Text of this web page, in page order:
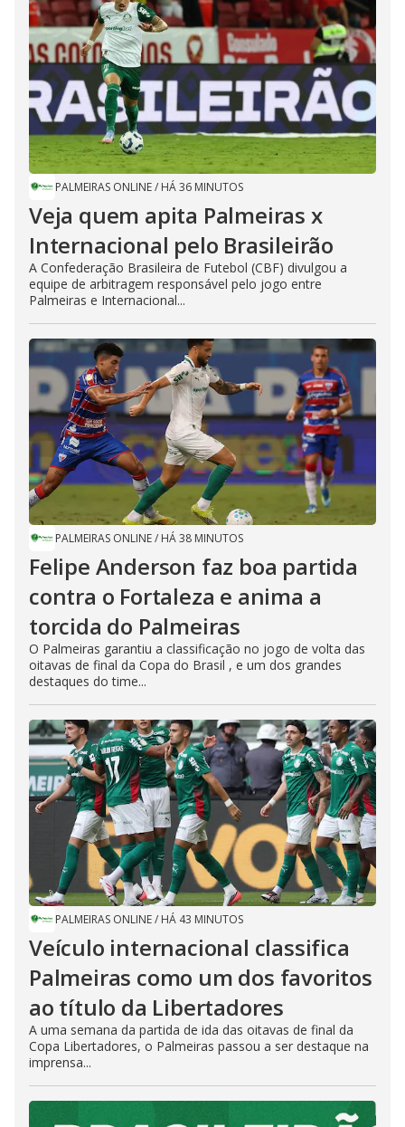
PALMEIRAS ONLINE/ HÁ 36 MINUTOS
Veja quem apita Palmeiras x
Internacional pelo Brasileirão
A Confederação Brasileira de Futebol (CBF) divulgou a
equipe de arbitragem responsável pelo jogo entre
Palmeiras e Internacional...
PALMEIRAS ONLINE/ HÁ 38 MINUTOS
Felipe Anderson faz boa partida
contra o Fortaleza e anima a
torcida do Palmeiras
O Palmeiras garantiu a classificação no jogo de volta das
oitavas de final da Copa do Brasil , e um dos grandes
destaques do time...
PALMEIRAS ONLINE/ HÁ 43 MINUTOS
Veículo internacional classifica
Palmeiras como um dos favoritos
ao título da Libertadores
A uma semana da partida de ida das oitavas de final da
Copa Libertadores, o Palmeiras passou a ser destaque na
imprensa...